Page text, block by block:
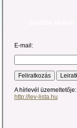
E-mail:
A hírlevél üzemeltetője:
http://lev-lista.hu